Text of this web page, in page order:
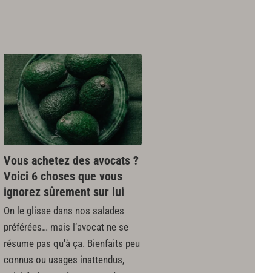
Vous achetez des avocats ?
Voici 6 choses que vous
ignorez sûrement sur lui
On le glisse dans nos salades
préférées… mais l’avocat ne se
résume pas qu'à ça. Bienfaits peu
connus ou usages inattendus,